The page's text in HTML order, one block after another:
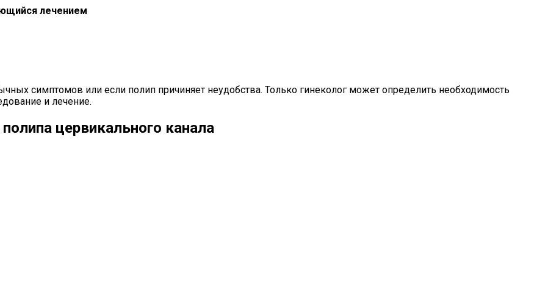
лечением
симптомов или если полип причиняет неудобства. Только гинеколог может определить необходимость
и лечение.
цервикального канала